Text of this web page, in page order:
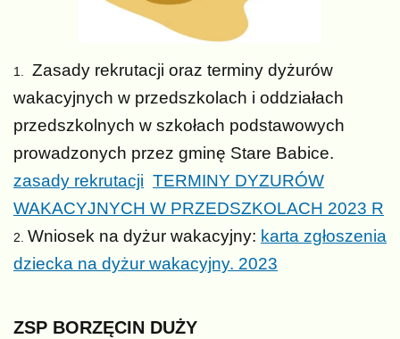
Zasady rekrutacji oraz terminy dyżurów
wakacyjnych w przedszkolach i oddziałach
przedszkolnych w szkołach podstawowych
prowadzonych przez gminę Stare Babice.
zasady rekrutacji TERMINY DYZURÓW
WAKACYJNYCH W PRZEDSZKOLACH 2023 R
Wniosek na dyżur wakacyjny: karta zgłoszenia
dziecka na dyżur wakacyjny. 2023
ZSP BORZĘCIN DUŻY